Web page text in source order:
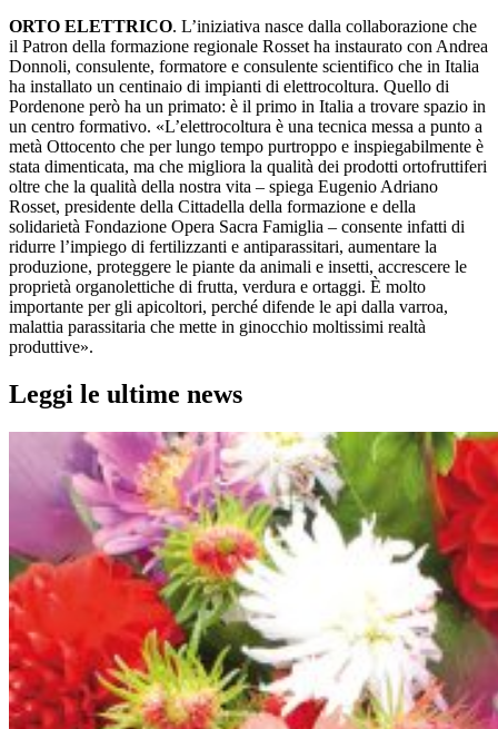
ORTO ELETTRICO. L’iniziativa nasce dalla collaborazione che
il Patron della formazione regionale Rosset ha instaurato con Andrea
Donnoli, consulente, formatore e consulente scientifico che in Italia
ha installato un centinaio di impianti di elettrocoltura. Quello di
Pordenone però ha un primato: è il primo in Italia a trovare spazio in
un centro formativo. «L’elettrocoltura è una tecnica messa a punto a
metà Ottocento che per lungo tempo purtroppo e inspiegabilmente è
stata dimenticata, ma che migliora la qualità dei prodotti ortofruttiferi
oltre che la qualità della nostra vita – spiega Eugenio Adriano
Rosset, presidente della Cittadella della formazione e della
solidarietà Fondazione Opera Sacra Famiglia – consente infatti di
ridurre l’impiego di fertilizzanti e antiparassitari, aumentare la
produzione, proteggere le piante da animali e insetti, accrescere le
proprietà organolettiche di frutta, verdura e ortaggi. È molto
importante per gli apicoltori, perché difende le api dalla varroa,
malattia parassitaria che mette in ginocchio moltissimi realtà
produttive».
Leggi le ultime news